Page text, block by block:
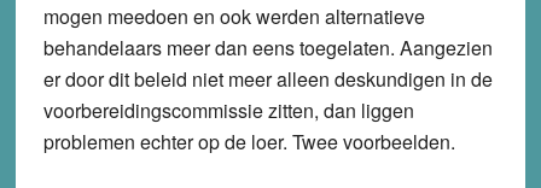
mogen meedoen en ook werden alternatieve
behandelaars meer dan eens toegelaten. Aangezien
er door dit beleid niet meer alleen deskundigen in de
voorbereidingscommissie zitten, dan liggen
problemen echter op de loer. Twee voorbeelden.